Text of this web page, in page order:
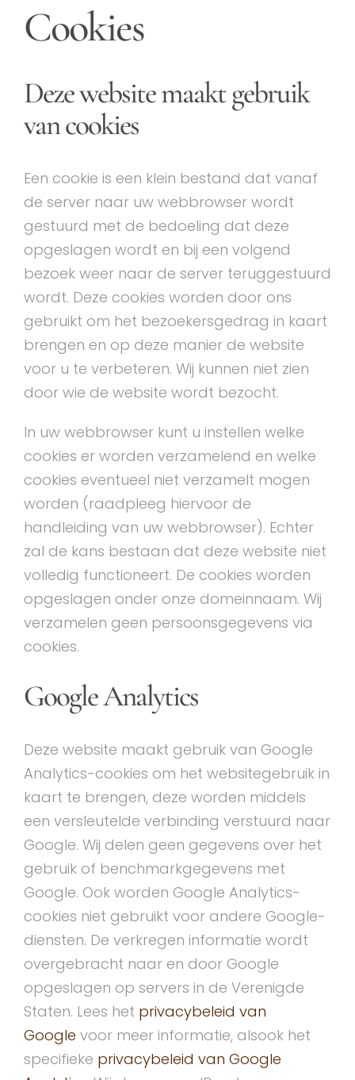
Cookies
Deze website maakt gebruik
van cookies
Een cookie is een klein bestand dat vanaf
de server naar uw webbrowser wordt
gestuurd met de bedoeling dat deze
opgeslagen wordt en bij een volgend
bezoek weer naar de server teruggestuurd
wordt. Deze cookies worden door ons
gebruikt om het bezoekersgedrag in kaart
brengen en op deze manier de website
voor u te verbeteren. Wij kunnen niet zien
door wie de website wordt bezocht.
In uw webbrowser kunt u instellen welke
cookies er worden verzamelend en welke
cookies eventueel niet verzamelt mogen
worden (raadpleeg hiervoor de
handleiding van uw webbrowser). Echter
zal de kans bestaan dat deze website niet
volledig functioneert. De cookies worden
opgeslagen onder onze domeinnaam. Wij
verzamelen geen persoonsgegevens via
cookies.
Google Analytics
Deze website maakt gebruik van Google
Analytics-cookies om het websitegebruik in
kaart te brengen, deze worden middels
een versleutelde verbinding verstuurd naar
Google. Wij delen geen gegevens over het
gebruik of benchmarkgegevens met
Google. Ook worden Google Analytics-
cookies niet gebruikt voor andere Google-
diensten. De verkregen informatie wordt
overgebracht naar en door Google
opgeslagen op servers in de Verenigde
Staten. Lees het privacybeleid van
Google voor meer informatie, alsook het
specifieke privacybeleid van Google